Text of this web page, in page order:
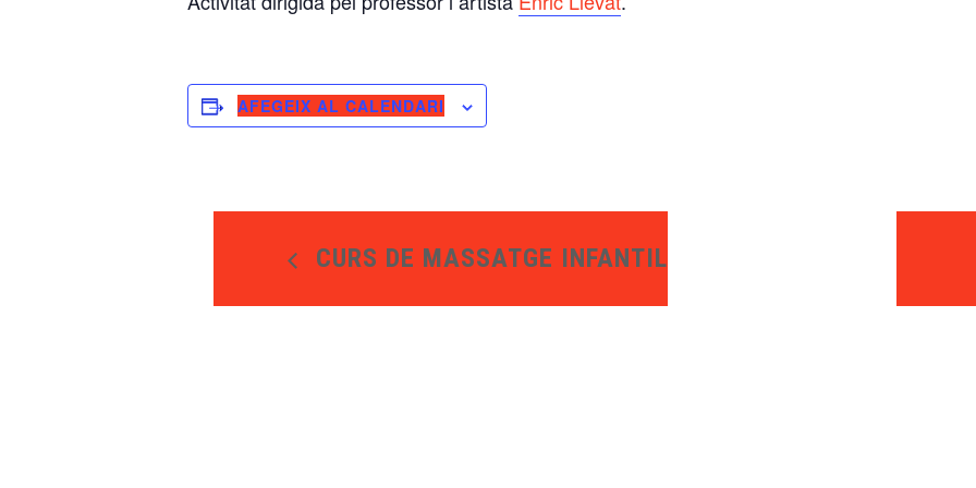
AFEGEIX AL CALENDARI
CURS DE MASSATGE INFANTIL